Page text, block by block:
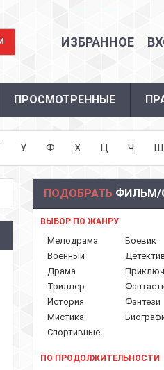
ИЗБРАННОЕ
ПРОСМОТРЕННЫЕ
У Ф Х Ц Ч Ш
ПОДОБРАТЬ ФИЛЬМ/
ВЫБОР ПО ЖАНРУ
Мелодрама Боевик
Военный
Драма
Триллер
История
Фэнтези
Мистика
Спортивные
ПО ПРОДОЛЖИТЕЛЬНОСТИ